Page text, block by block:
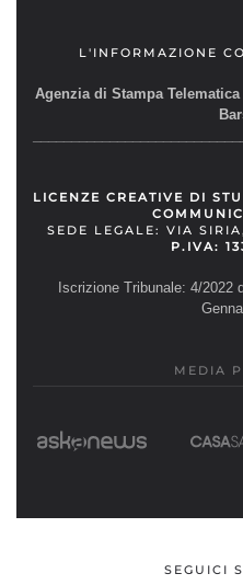
L'INFORMAZIONE
Agenzia di Stampa Telematica
LICENZE CREATIVE DI
SEDE LEGALE: VIA
P.IVA:
Iscrizione Tribunale: 4/2022
MEDIA
SEGUICI